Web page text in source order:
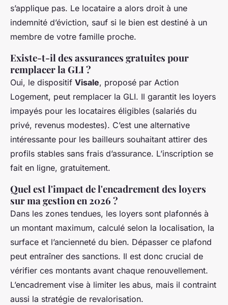
s’applique pas. Le locataire a alors droit à une
indemnité d’éviction, sauf si le bien est destiné à un
membre de votre famille proche.
Existe-t-il des assurances gratuites pour
remplacer la GLI ?
Oui, le dispositif Visale, proposé par Action
Logement, peut remplacer la GLI. Il garantit les loyers
impayés pour les locataires éligibles (salariés du
privé, revenus modestes). C’est une alternative
intéressante pour les bailleurs souhaitant attirer des
profils stables sans frais d’assurance. L’inscription se
fait en ligne, gratuitement.
Quel est l'impact de l'encadrement des loyers
sur ma gestion en 2026 ?
Dans les zones tendues, les loyers sont plafonnés à
un montant maximum, calculé selon la localisation, la
surface et l’ancienneté du bien. Dépasser ce plafond
peut entraîner des sanctions. Il est donc crucial de
vérifier ces montants avant chaque renouvellement.
L’encadrement vise à limiter les abus, mais il contraint
aussi la stratégie de revalorisation.